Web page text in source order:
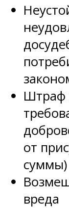
Штраф
от
суммы)
вреда